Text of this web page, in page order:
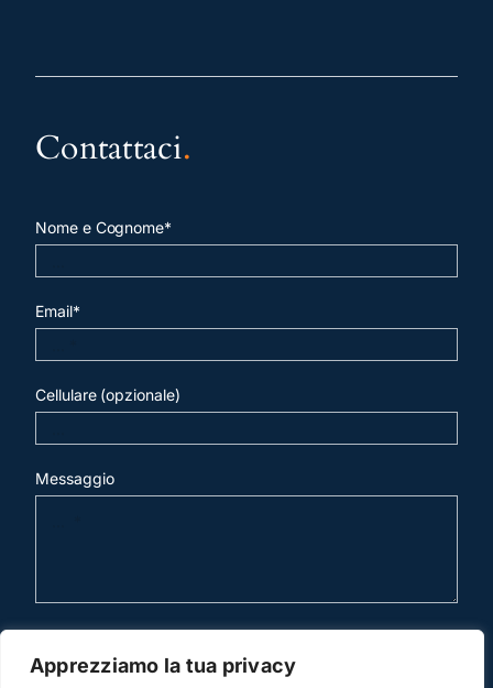
Apprezziamo la tua privacy
Contattaci.
Nome e Cognome*
Email*
Cellulare (opzionale)
Messaggio
invia mail